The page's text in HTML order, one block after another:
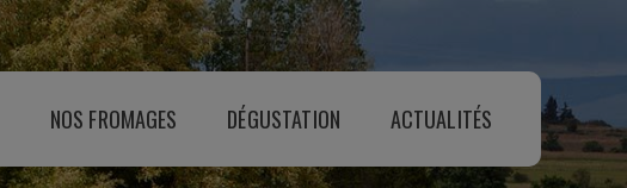
NOS FROMAGES DÉGUSTATION ACTUALITÉS